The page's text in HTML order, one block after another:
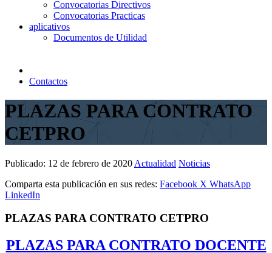
Convocatorias Directivos
Convocatorias Practicas
aplicativos
Documentos de Utilidad
Contactos
PLAZAS PARA CONTRATO
CETPRO
Publicado: 12 de febrero de 2020 Actualidad Noticias
Comparta esta publicación en sus redes: Facebook X WhatsApp
LinkedIn
PLAZAS PARA CONTRATO CETPRO
PLAZAS PARA CONTRATO DOCENTE